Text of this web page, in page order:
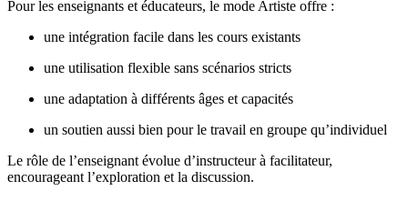
Pour les enseignants et éducateurs, le mode Artiste offre :
une intégration facile dans les cours existants
une utilisation flexible sans scénarios stricts
une adaptation à différents âges et capacités
un soutien aussi bien pour le travail en groupe qu’individuel
Le rôle de l’enseignant évolue d’instructeur à facilitateur,
encourageant l’exploration et la discussion.